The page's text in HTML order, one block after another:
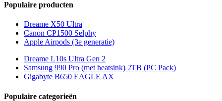
Populaire producten
Dreame X50 Ultra
Canon CP1500 Selphy
Apple Airpods (3e generatie)
Dreame L10s Ultra Gen 2
Samsung 990 Pro (met heatsink) 2TB (PC Pack)
Gigabyte B650 EAGLE AX
Populaire categorieën